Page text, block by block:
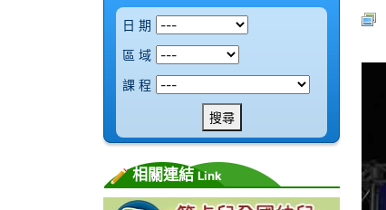
日 期
區 域
課 程
搜尋
相關連結Link